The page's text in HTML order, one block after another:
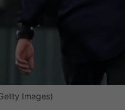
Images)